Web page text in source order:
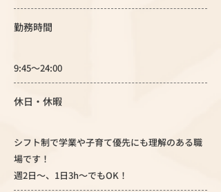
勤務時間
9:45〜24:00
休日・休暇
シフト制で学業や子育て優先にも理解のある職
場です！
週2日～、1日3h～でもOK！